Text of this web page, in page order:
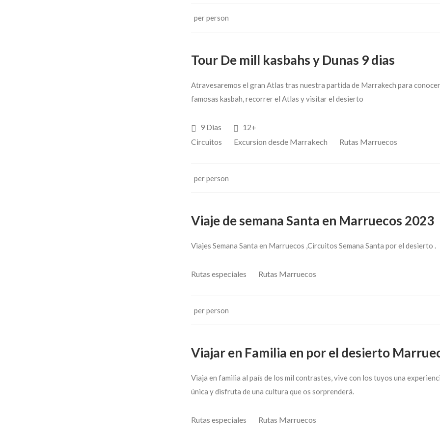
per person
Tour De mill kasbahs y Dunas 9 dias
Atravesaremos el gran Atlas tras nuestra partida de Marrakech para
famosas kasbah, recorrer el Atlas y visitar el desierto
9 Dias
12+
Circuitos
Excursion desde Marrakech Rutas Marruecos
per person
Viaje de semana Santa en Marruecos 2023
Viajes Semana Santa en Marruecos ,Circuitos Semana Santa por el desierto .
Rutas especiales Rutas Marruecos
per person
Viajar en Familia en por el desierto
Viaja en familia al país de los mil contrastes, vive con los tuyos una
única y disfruta de una cultura que os sorprenderá.
Rutas especiales Rutas Marruecos